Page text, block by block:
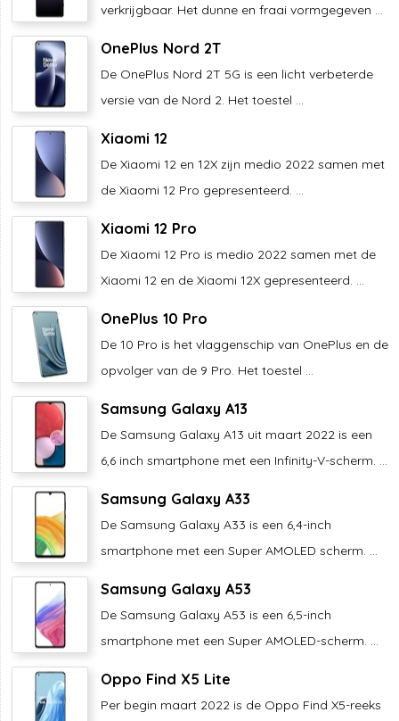
verkrijgbaar. Het dunne en fraai vormgegeven ...
OnePlus Nord 2T
De OnePlus Nord 2T 5G is een licht verbeterde
versie van de Nord 2. Het toestel ...
Xiaomi 12
De Xiaomi 12 en 12X zijn medio 2022 samen met
de Xiaomi 12 Pro gepresenteerd. ...
Xiaomi 12 Pro
De Xiaomi 12 Pro is medio 2022 samen met de
Xiaomi 12 en de Xiaomi 12X gepresenteerd. ...
OnePlus 10 Pro
De 10 Pro is het vlaggenschip van OnePlus en de
opvolger van de 9 Pro. Het toestel ...
Samsung Galaxy A13
De Samsung Galaxy A13 uit maart 2022 is een
6,6 inch smartphone met een Infinity-V-scherm. ...
Samsung Galaxy A33
De Samsung Galaxy A33 is een 6,4-inch
smartphone met een Super AMOLED scherm. ...
Samsung Galaxy A53
De Samsung Galaxy A53 is een 6,5-inch
smartphone met een Super AMOLED-scherm. ...
Oppo Find X5 Lite
Per begin maart 2022 is de Oppo Find X5-reeks